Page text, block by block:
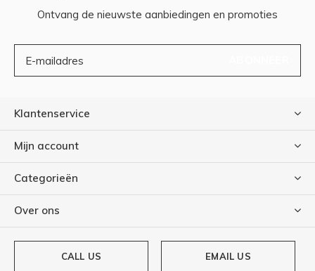
Ontvang de nieuwste aanbiedingen en promoties
Klantenservice
Mijn account
Categorieën
Over ons
CALL US EMAIL US